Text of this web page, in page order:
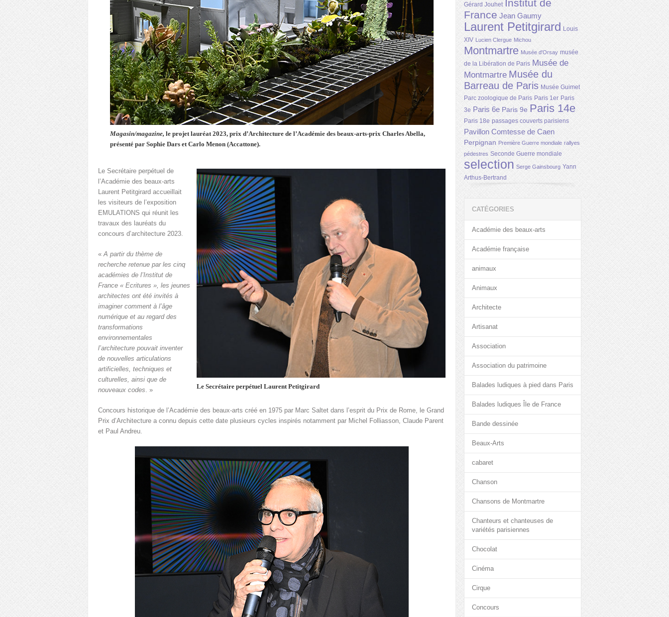
Magasin/magazine, le projet lauréat 2023, prix d’Architecture de l’Académie des beaux-arts-prix Charles Abella,
présenté par Sophie Dars et Carlo Menon (Accattone).
Le Secrétaire perpétuel Laurent Petitgirard
Le Secrétaire perpétuel de
l’Académie des beaux-arts
Laurent Petitgirard accueillait
les visiteurs de l’exposition
EMULATIONS qui réunit les
travaux des lauréats du
concours d’architecture 2023.
« A partir du thème de
recherche retenue par les cinq
académies de l’Institut de
France « Ecritures », les jeunes
architectes ont été invités à
imaginer comment à l’âge
numérique et au regard des
transformations
environnementales
l’architecture pouvait inventer
de nouvelles articulations
artificielles, techniques et
culturelles, ainsi que de
nouveaux codes . »
Concours historique de l’Académie des beaux-arts créé en 1975 par Marc Saltet dans l’esprit du Prix de Rome, le Grand
Prix d’Architecture a connu depuis cette date plusieurs cycles inspirés notamment par Michel Folliasson, Claude Parent
et Paul Andreu.
Gérard Jouhet Institut de
France Jean Gaumy
Laurent Petitgirard Louis
XIV Lucien Clergue Michou
Montmartre Musée d'Orsay musée
de la Libération de Paris Musée de
Montmartre Musée du
Barreau de Paris Musée Guimet
Parc zoologique de Paris Paris 1er Paris
3e Paris 6e Paris 9e Paris 14e
Paris 18e passages couverts parisiens
Pavillon Comtesse de Caen
Perpignan Première Guerre mondiale rallyes
pédestres Seconde Guerre mondiale
selection Serge Gainsbourg Yann
Arthus-Bertrand
CATÉGORIES
Académie des beaux-arts
Académie française
animaux
Animaux
Architecte
Artisanat
Association
Association du patrimoine
Balades ludiques à pied dans Paris
Balades ludiques Île de France
Bande dessinée
Beaux-Arts
cabaret
Chanson
Chansons de Montmartre
Chanteurs et chanteuses de
variétés parisiennes
Chocolat
Cinéma
Cirque
Concours